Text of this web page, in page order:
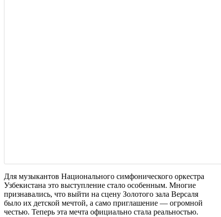
Для музыкантов Национального симфонического оркестра
Узбекистана это выступление стало особенным. Многие
признавались, что выйти на сцену Золотого зала Версаля
было их детской мечтой, а само приглашение — огромной
честью. Теперь эта мечта официально стала реальностью.